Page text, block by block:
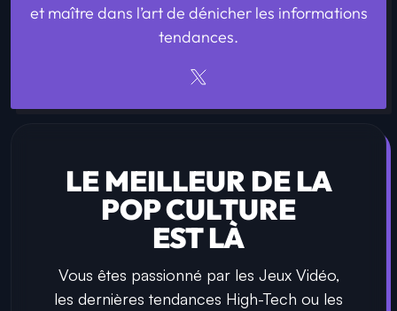
et maître dans l’art de dénicher les informations
tendances.
LE MEILLEUR DE LA
POP CULTURE
EST LÀ
Vous êtes passionné par les Jeux Vidéo,
les dernières tendances High-Tech ou les